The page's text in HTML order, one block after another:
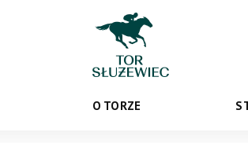
O TORZE